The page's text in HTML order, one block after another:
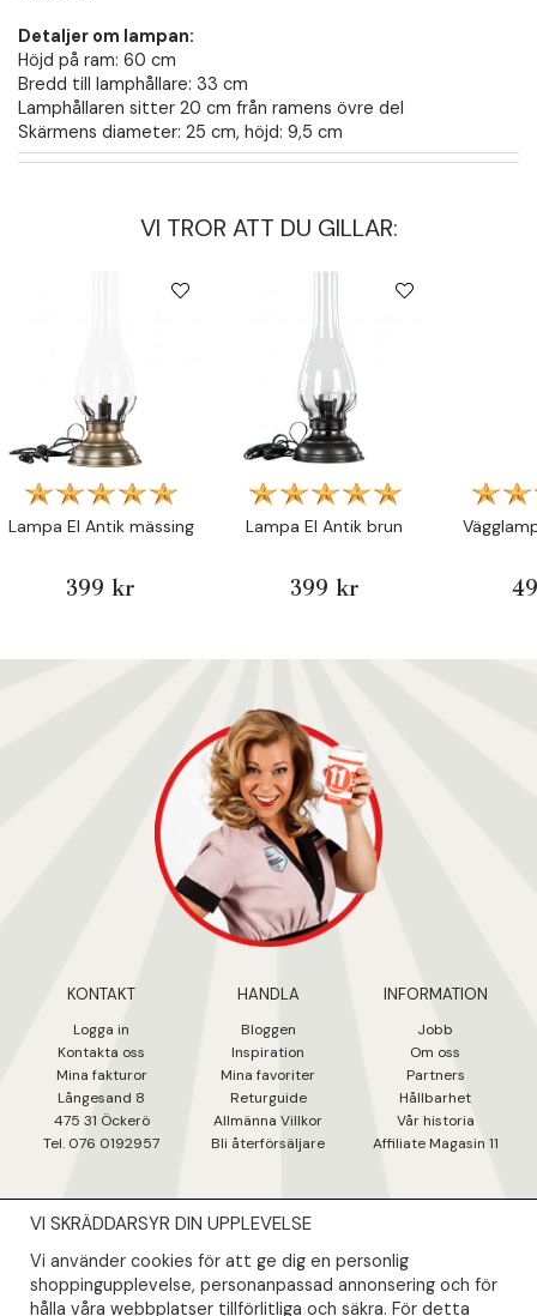
Detaljer om lampan:
Höjd på ram: 60 cm
Bredd till lamphållare: 33 cm
Lamphållaren sitter 20 cm från ramens övre del
Skärmens diameter: 25 cm, höjd: 9,5 cm
VI TROR ATT DU GILLAR:
Lampa El Antik mässing
399 kr
Lampa El Antik brun
399 kr
KONTAKT
Logga in
Kontakta oss
Mina fakturor
Långesand 8
475 31 Öckerö
Tel. 076 0192957
HANDLA
Bloggen
Inspiration
Mina favoriter
Returguide
Allmänna Villkor
Bli återförsäljare
INFORMATION
Jobb
Om oss
Partners
Hållbarhet
Vår historia
Affiliate Magasin 11
NYHETSBREV
Såklart skall du ta del av våra bästa erbjudanden & nyheter!
VI SKRÄDDARSYR DIN UPPLEVELSE
Vi använder cookies för att ge dig en personlig
shoppingupplevelse, personanpassad annonsering och för
hålla våra webbplatser tillförlitliga och säkra. För detta